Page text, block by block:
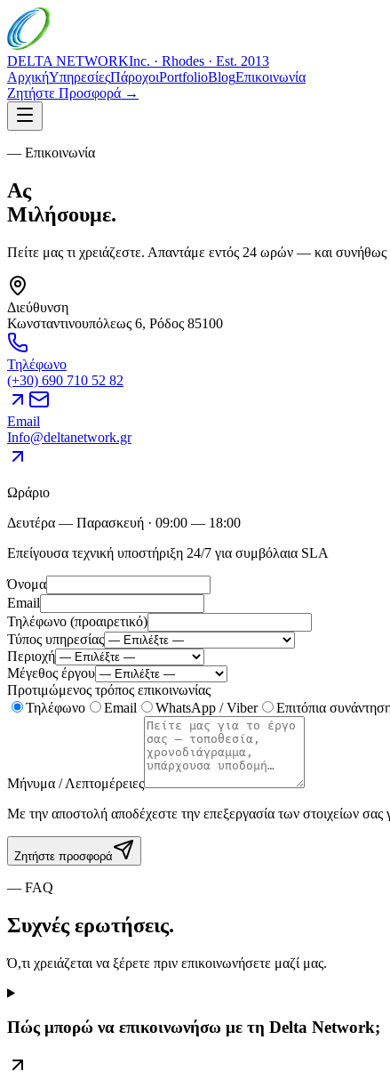
DELTA NETWORKInc. · Rhodes · Est. 2013
ΑρχικήΥπηρεσίεςΠάροχοιPortfolioBlogΕπικοινωνία
Ζητήστε Προσφορά →
— Επικοινωνία
Ας
Μιλήσουμε.
Πείτε μας τι χρειάζεστε. Απαντάμε εντός 24 ωρών — και συνήθως
Διεύθυνση
Κωνσταντινουπόλεως 6, Ρόδος 85100
Τηλέφωνο
(+30) 690 710 52 82
Email
Info@deltanetwork.gr
Ωράριο
Δευτέρα — Παρασκευή · 09:00 — 18:00
Επείγουσα τεχνική υποστήριξη 24/7 για συμβόλαια SLA
Όνομα
Email
Τηλέφωνο (προαιρετικό)
Τύπος υπηρεσίας
Περιοχή
Μέγεθος έργου
Προτιμώμενος τρόπος επικοινωνίας
Τηλέφωνο
Email WhatsApp / Viber Επιτόπια
Μήνυμα / Λεπτομέρειες
Με την αποστολή αποδέχεστε την επεξεργασία των στοιχείων σας
Ζητήστε προσφορά
— FAQ
Συχνές ερωτήσεις.
Ό,τι χρειάζεται να ξέρετε πριν επικοινωνήσετε μαζί μας.
Πώς μπορώ να επικοινωνήσω με τη Delta Network;